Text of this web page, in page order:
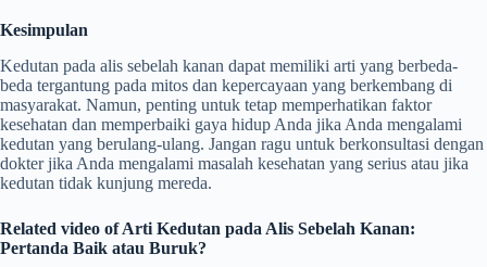
Kesimpulan
Kedutan pada alis sebelah kanan dapat memiliki arti yang berbeda-
beda tergantung pada mitos dan kepercayaan yang berkembang di
masyarakat. Namun, penting untuk tetap memperhatikan faktor
kesehatan dan memperbaiki gaya hidup Anda jika Anda mengalami
kedutan yang berulang-ulang. Jangan ragu untuk berkonsultasi dengan
dokter jika Anda mengalami masalah kesehatan yang serius atau jika
kedutan tidak kunjung mereda.
Related video of Arti Kedutan pada Alis Sebelah Kanan:
Pertanda Baik atau Buruk?